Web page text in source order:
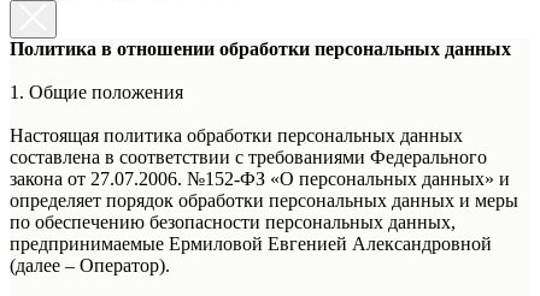
Политика в отношении обработки персональных данных
1. Общие положения
Настоящая политика обработки персональных данных
составлена в соответствии с требованиями Федерального
закона от 27.07.2006. №152-ФЗ «О персональных данных» и
определяет порядок обработки персональных данных и меры
по обеспечению безопасности персональных данных,
предпринимаемые Ермиловой Евгенией Александровной
(далее – Оператор).